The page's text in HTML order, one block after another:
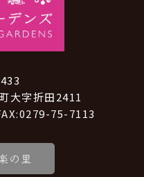
大字折田2411
75-7113
の里